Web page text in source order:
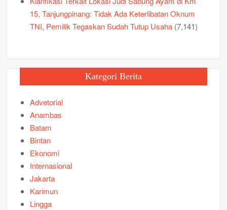
15, Tanjungpinang: Tidak Ada Keterlibatan Oknum
TNI, Pemilik Tegaskan Sudah Tutup Usaha (7,141)
Kategori Berita
Advetorial
Anambas
Batam
Bintan
Ekonomi
Internasional
Jakarta
Karimun
Lingga